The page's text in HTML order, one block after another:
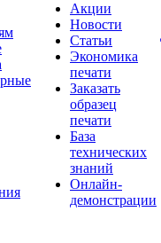
Акции
Новости
Статьи
Экономика
печати
Заказать
образец
печати
База
технических
знаний
Онлайн-
демонстрации